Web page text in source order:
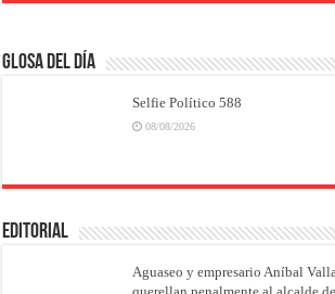
Glosa del Día
Selfie Político 588
08/08/2026
EDITORIAL
Aguaseo y empresario Aníbal